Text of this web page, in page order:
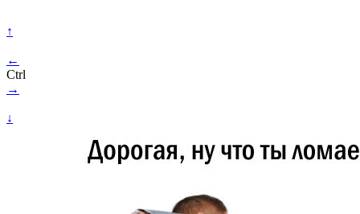
↑
←
Ctrl
→
↓